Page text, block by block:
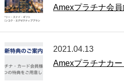
Amexプラチナ会
2021.04.13
Amexプラチナカ